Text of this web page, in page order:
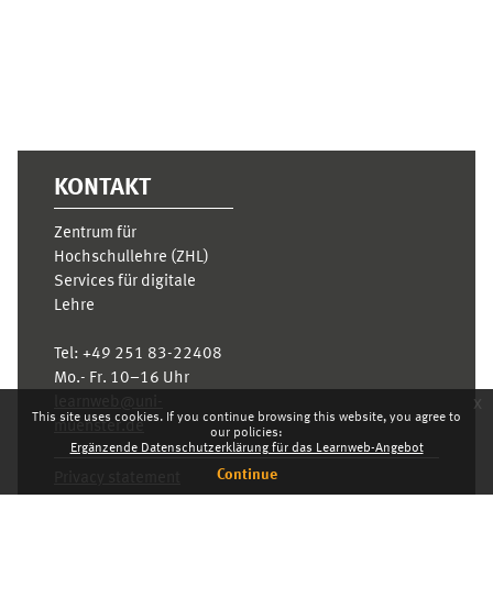
This site uses cookies. If you continue browsing this website, you agree to
our policies:
Ergänzende Datenschutzerklärung für das Learnweb-Angebot
Continue
x
KONTAKT
Zentrum für
Hochschullehre (ZHL)
Services für digitale
Lehre
Tel: +49 251 83-22408
Mo.- Fr. 10–16 Uhr